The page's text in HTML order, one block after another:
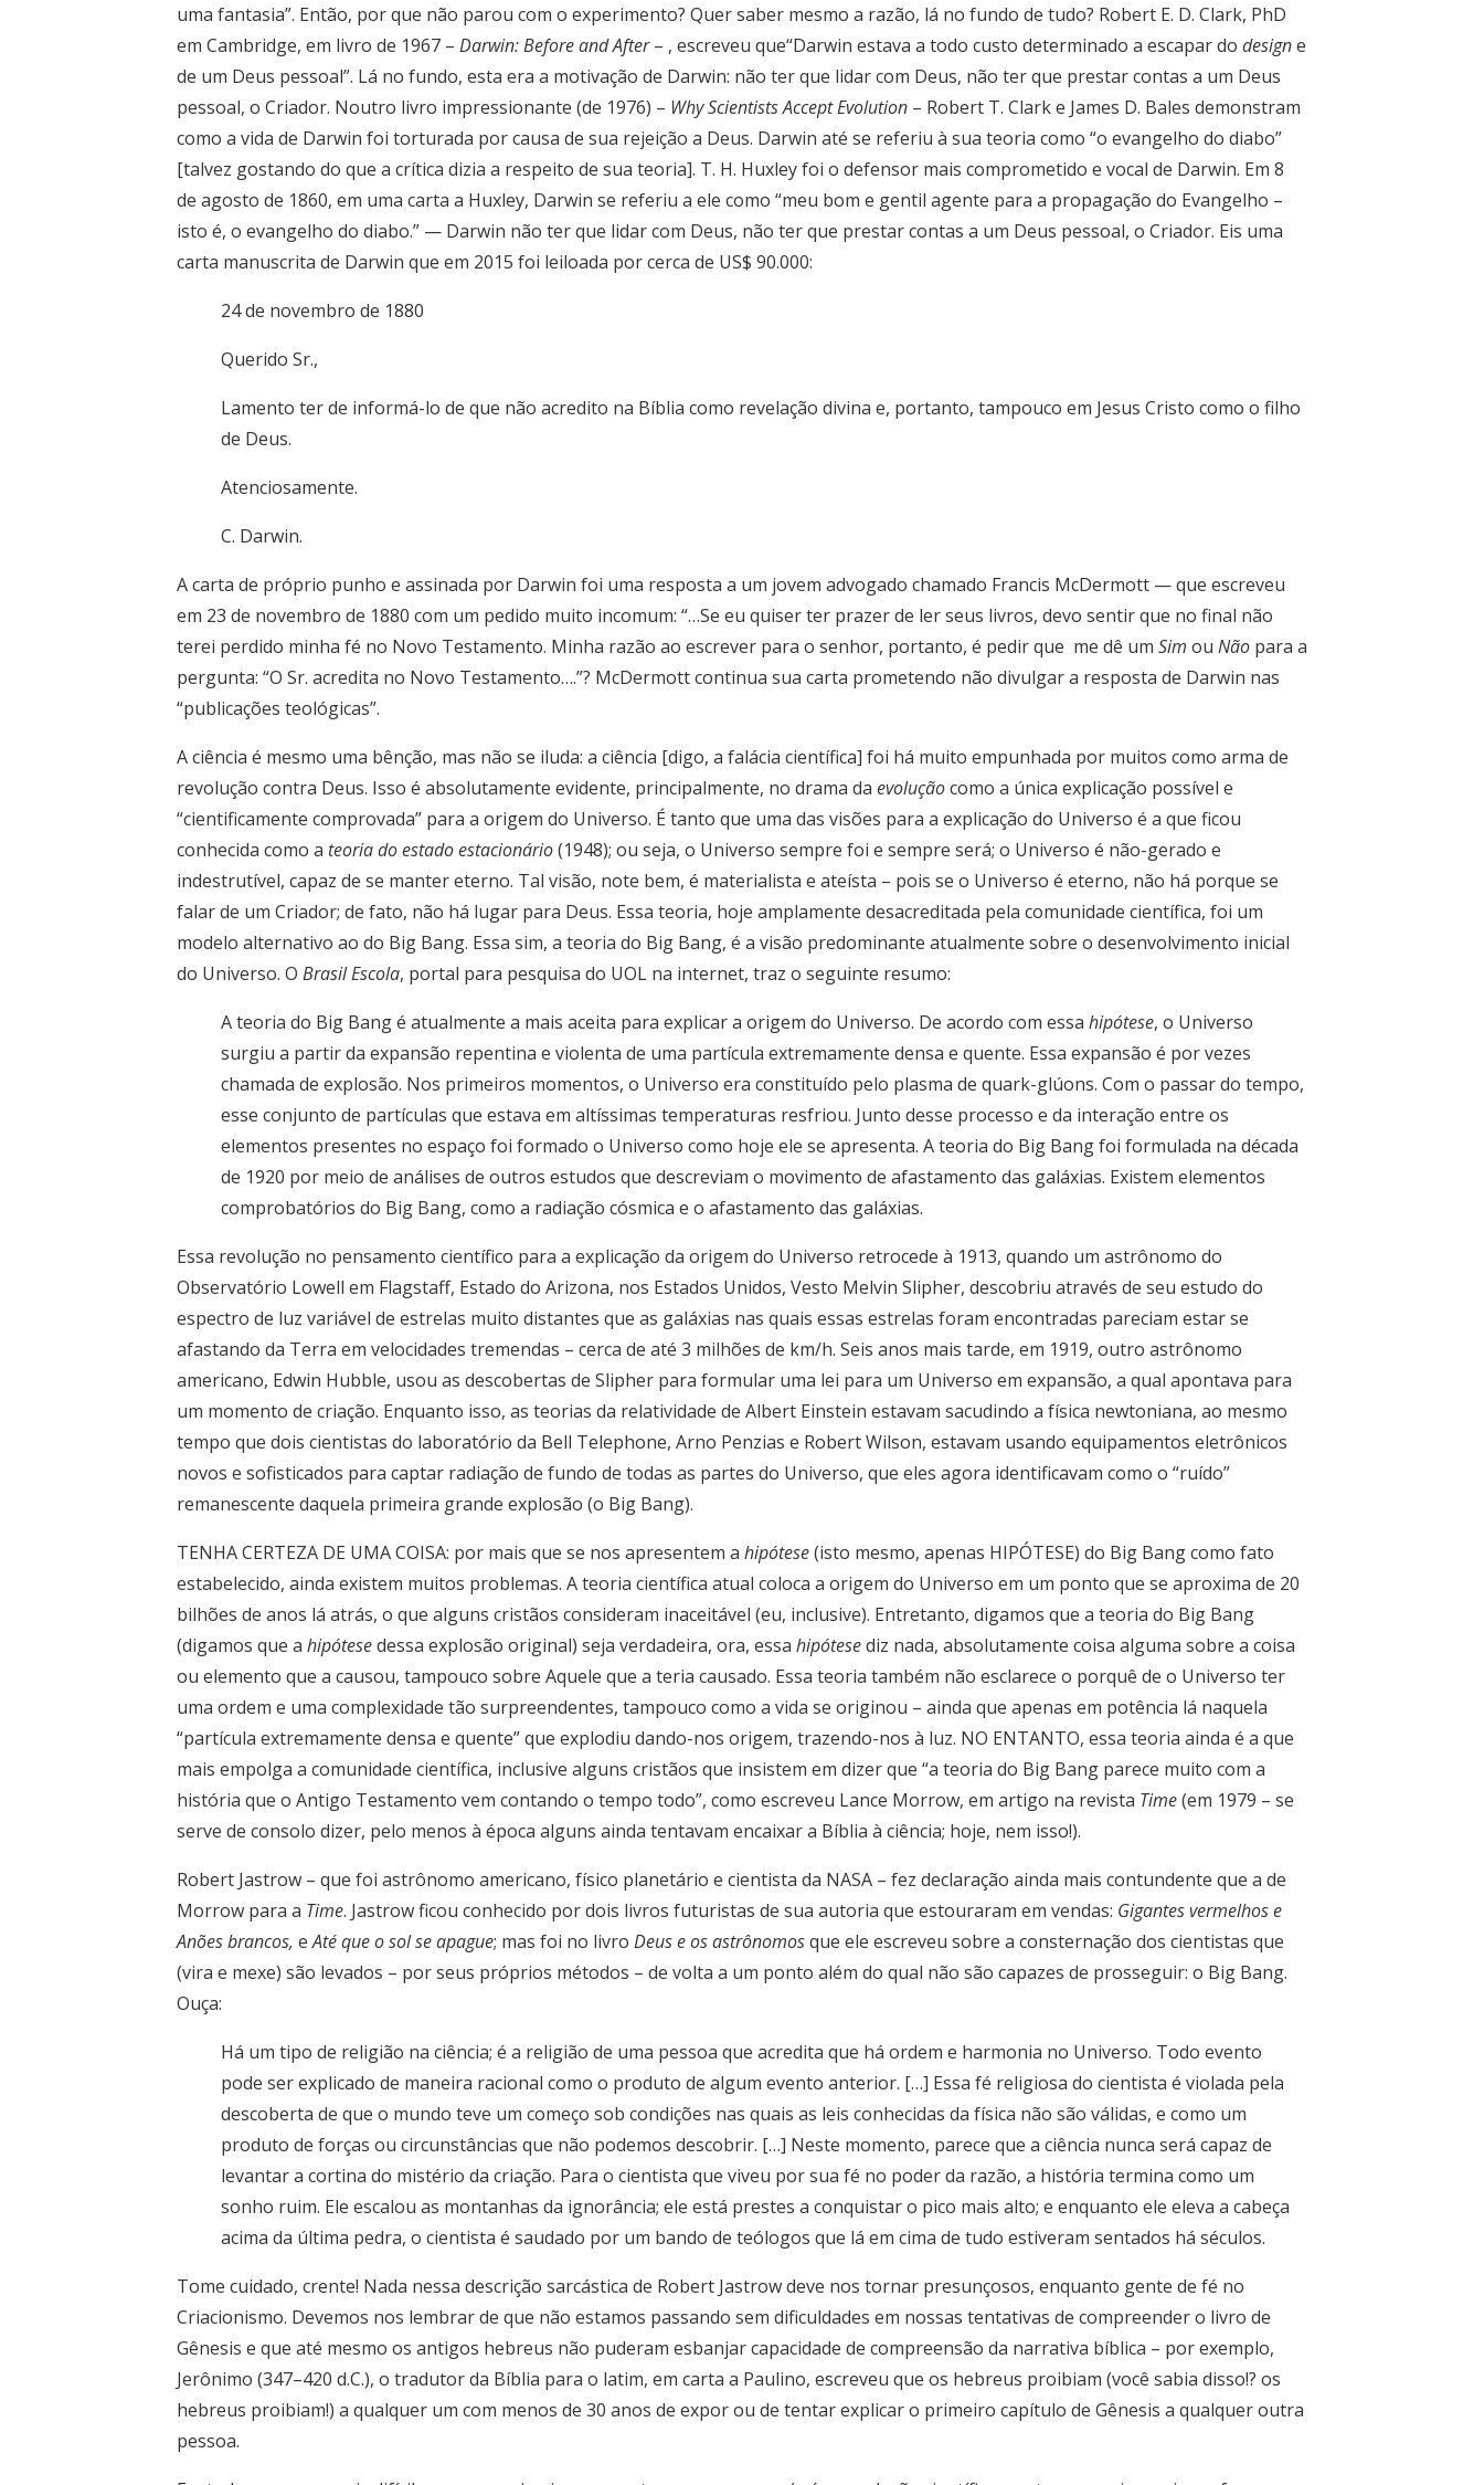
uma fantasia”. Então, por que não parou com o experimento? Quer saber mesmo a razão, lá no fundo de tudo? Robert E. D. Clark, PhD
em Cambridge, em livro de 1967 – Darwin: Before and After– , escreveu que“Darwin estava a todo custo determinado a escapar do designe
de um Deus pessoal”. Lá no fundo, esta era a motivação de Darwin: não ter que lidar com Deus, não ter que prestar contas a um Deus
pessoal, o Criador. Noutro livro impressionante (de 1976) – Why Scientists Accept Evolution – Robert T. Clark e James D. Bales demonstram
como a vida de Darwin foi torturada por causa de sua rejeição a Deus. Darwin até se referiu à sua teoria como “o evangelho do diabo”
[talvez gostando do que a crítica dizia a respeito de sua teoria]. T. H. Huxley foi o defensor mais comprometido e vocal de Darwin. Em 8
de agosto de 1860, em uma carta a Huxley, Darwin se referiu a ele como “meu bom e gentil agente para a propagação do Evangelho –
isto é, o evangelho do diabo.” — Darwin não ter que lidar com Deus, não ter que prestar contas a um Deus pessoal, o Criador. Eis uma
carta manuscrita de Darwin que em 2015 foi leiloada por cerca de US$ 90.000:
24 de novembro de 1880
Querido Sr.,
Lamento ter de informá-lo de que não acredito na Bíblia como revelação divina e, portanto, tampouco em Jesus Cristo como o filho
de Deus.
Atenciosamente.
C. Darwin.
A carta de próprio punho e assinada por Darwin foi uma resposta a um jovem advogado chamado Francis McDermott — que escreveu
em 23 de novembro de 1880 com um pedido muito incomum: “…Se eu quiser ter prazer de ler seus livros, devo sentir que no final não
terei perdido minha fé no Novo Testamento. Minha razão ao escrever para o senhor, portanto, é pedir que me dê um Sim ou Não para a
pergunta: “O Sr. acredita no Novo Testamento….”? McDermott continua sua carta prometendo não divulgar a resposta de Darwin nas
“publicações teológicas”.
A ciência é mesmo uma bênção, mas não se iluda: a ciência [digo, a falácia científica] foi há muito empunhada por muitos como arma de
revolução contra Deus. Isso é absolutamente evidente, principalmente, no drama da evoluçãocomo a única explicação possível e
“cientificamente comprovada” para a origem do Universo. É tanto que uma das visões para a explicação do Universo é a que ficou
conhecida como a teoria do estado estacionário(1948); ou seja, o Universo sempre foi e sempre será; o Universo é não-gerado e
indestrutível, capaz de se manter eterno. Tal visão, note bem, é materialista e ateísta – pois se o Universo é eterno, não há porque se
falar de um Criador; de fato, não há lugar para Deus. Essa teoria, hoje amplamente desacreditada pela comunidade científica, foi um
modelo alternativo ao do Big Bang. Essa sim, a teoria do Big Bang, é a visão predominante atualmente sobre o desenvolvimento inicial
do Universo. O Brasil Escola, portal para pesquisa do UOL na internet, traz o seguinte resumo:
A teoria do Big Bang é atualmente a mais aceita para explicar a origem do Universo. De acordo com essa hipótese, o Universo
surgiu a partir da expansão repentina e violenta de uma partícula extremamente densa e quente. Essa expansão é por vezes
chamada de explosão. Nos primeiros momentos, o Universo era constituído pelo plasma de quark-glúons. Com o passar do tempo,
esse conjunto de partículas que estava em altíssimas temperaturas resfriou. Junto desse processo e da interação entre os
elementos presentes no espaço foi formado o Universo como hoje ele se apresenta. A teoria do Big Bang foi formulada na década
de 1920 por meio de análises de outros estudos que descreviam o movimento de afastamento das galáxias. Existem elementos
comprobatórios do Big Bang, como a radiação cósmica e o afastamento das galáxias.
Essa revolução no pensamento científico para a explicação da origem do Universo retrocede à 1913, quando um astrônomo do
Observatório Lowell em Flagstaff, Estado do Arizona, nos Estados Unidos, Vesto Melvin Slipher, descobriu através de seu estudo do
espectro de luz variável de estrelas muito distantes que as galáxias nas quais essas estrelas foram encontradas pareciam estar se
afastando da Terra em velocidades tremendas – cerca de até 3 milhões de km/h. Seis anos mais tarde, em 1919, outro astrônomo
americano, Edwin Hubble, usou as descobertas de Slipher para formular uma lei para um Universo em expansão, a qual apontava para
um momento de criação. Enquanto isso, as teorias da relatividade de Albert Einstein estavam sacudindo a física newtoniana, ao mesmo
tempo que dois cientistas do laboratório da Bell Telephone, Arno Penzias e Robert Wilson, estavam usando equipamentos eletrônicos
novos e sofisticados para captar radiação de fundo de todas as partes do Universo, que eles agora identificavam como o “ruído”
remanescente daquela primeira grande explosão (o Big Bang).
TENHA CERTEZA DE UMA COISA: por mais que se nos apresentem a hipótese(isto mesmo, apenas HIPÓTESE) do Big Bang como fato
estabelecido, ainda existem muitos problemas. A teoria científica atual coloca a origem do Universo em um ponto que se aproxima de 20
bilhões de anos lá atrás, o que alguns cristãos consideram inaceitável (eu, inclusive). Entretanto, digamos que a teoria do Big Bang
(digamos que a hipótesedessa explosão original) seja verdadeira, ora, essa hipótesediz nada, absolutamente coisa alguma sobre a coisa
ou elemento que a causou, tampouco sobre Aquele que a teria causado. Essa teoria também não esclarece o porquê de o Universo ter
uma ordem e uma complexidade tão surpreendentes, tampouco como a vida se originou – ainda que apenas em potência lá naquela
“partícula extremamente densa e quente” que explodiu dando-nos origem, trazendo-nos à luz. NO ENTANTO, essa teoria ainda é a que
mais empolga a comunidade científica, inclusive alguns cristãos que insistem em dizer que “a teoria do Big Bang parece muito com a
história que o Antigo Testamento vem contando o tempo todo”, como escreveu Lance Morrow, em artigo na revista Time(em 1979 – se
serve de consolo dizer, pelo menos à época alguns ainda tentavam encaixar a Bíblia à ciência; hoje, nem isso!).
Robert Jastrow – que foi astrônomo americano, físico planetário e cientista da NASA – fez declaração ainda mais contundente que a de
Morrow para a Time. Jastrow ficou conhecido por dois livros futuristas de sua autoria que estouraram em vendas: Gigantes vermelhos e
Anões brancos, eAté que o sol se apague; mas foi no livro Deus e os astrônomosque ele escreveu sobre a consternação dos cientistas que
(vira e mexe) são levados – por seus próprios métodos – de volta a um ponto além do qual não são capazes de prosseguir: o Big Bang.
Ouça:
Há um tipo de religião na ciência; é a religião de uma pessoa que acredita que há ordem e harmonia no Universo. Todo evento
pode ser explicado de maneira racional como o produto de algum evento anterior. […] Essa fé religiosa do cientista é violada pela
descoberta de que o mundo teve um começo sob condições nas quais as leis conhecidas da física não são válidas, e como um
produto de forças ou circunstâncias que não podemos descobrir. […] Neste momento, parece que a ciência nunca será capaz de
levantar a cortina do mistério da criação. Para o cientista que viveu por sua fé no poder da razão, a história termina como um
sonho ruim. Ele escalou as montanhas da ignorância; ele está prestes a conquistar o pico mais alto; e enquanto ele eleva a cabeça
acima da última pedra, o cientista é saudado por um bando de teólogos que lá em cima de tudo estiveram sentados há séculos.
Tome cuidado, crente! Nada nessa descrição sarcástica de Robert Jastrow deve nos tornar presunçosos, enquanto gente de fé no
Criacionismo. Devemos nos lembrar de que não estamos passando sem dificuldades em nossas tentativas de compreender o livro de
Gênesis e que até mesmo os antigos hebreus não puderam esbanjar capacidade de compreensão da narrativa bíblica – por exemplo,
Jerônimo (347–420 d.C.), o tradutor da Bíblia para o latim, em carta a Paulino, escreveu que os hebreus proibiam (você sabia disso!? os
hebreus proibiam!) a qualquer um com menos de 30 anos de expor ou de tentar explicar o primeiro capítulo de Gênesis a qualquer outra
pessoa.